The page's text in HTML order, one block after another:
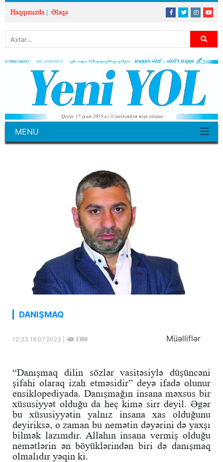
Haqqımızda Əlaqə
MENU
DANIŞMAQ
12:33 18.07.2023 | 1380 Müəlliflər
“Danışmaq dilin sözlər vasitəsiylə düşüncəni
şifahi olaraq izah etməsidir” deyə ifadə olunur
ensiklopediyada. Danışmağın insana məxsus bir
xüsusiyyət olduğu da heç kimə sirr deyil. Əgər
bu xüsusiyyətin yalnız insana xas olduğunu
deyiriksə, o zaman bu nemətin dəyərini də yaxşı
bilmək lazımdır. Allahın insana vermiş olduğu
nemətlərin ən böyüklərindən biri də danışmaq
olmalıdır yəqin ki.